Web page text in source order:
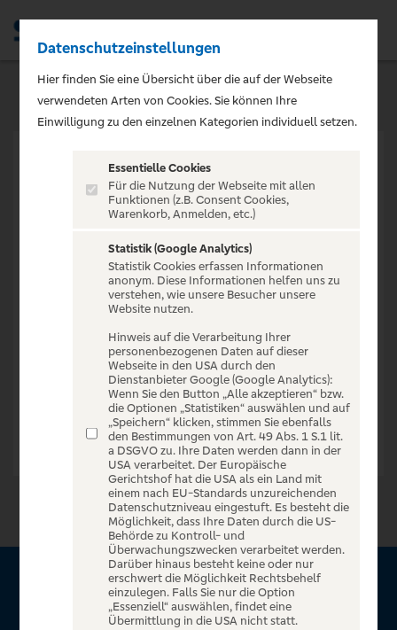
VERANSTALTUNG NICHT
GEFUNDEN
Zur Startseite
Über Sparda Entertain
Datenschutzeinstellungen
Hier finden Sie eine Übersicht über die auf der Webseite
verwendeten Arten von Cookies. Sie können Ihre
Einwilligung zu den einzelnen Kategorien individuell setzen.
Essentielle Cookies
Für die Nutzung der Webseite mit allen
Funktionen (z.B. Consent Cookies,
Warenkorb, Anmelden, etc.)
Statistik (Google Analytics)
Statistik Cookies erfassen Informationen
anonym. Diese Informationen helfen uns zu
verstehen, wie unsere Besucher unsere
Website nutzen.
Hinweis auf die Verarbeitung Ihrer
personenbezogenen Daten auf dieser
Webseite in den USA durch den
Dienstanbieter Google (Google Analytics):
Wenn Sie den Button „Alle akzeptieren“ bzw.
die Optionen „Statistiken“ auswählen und auf
„Speichern“ klicken, stimmen Sie ebenfalls
den Bestimmungen von Art. 49 Abs. 1 S.1 lit.
a DSGVO zu. Ihre Daten werden dann in der
USA verarbeitet. Der Europäische
Gerichtshof hat die USA als ein Land mit
einem nach EU-Standards unzureichenden
Datenschutzniveau eingestuft. Es besteht die
Möglichkeit, dass Ihre Daten durch die US-
Behörde zu Kontroll- und
Überwachungszwecken verarbeitet werden.
Darüber hinaus besteht keine oder nur
erschwert die Möglichkeit Rechtsbehelf
einzulegen. Falls Sie nur die Option
„Essenziell“ auswählen, findet eine
Übermittlung in die USA nicht statt.